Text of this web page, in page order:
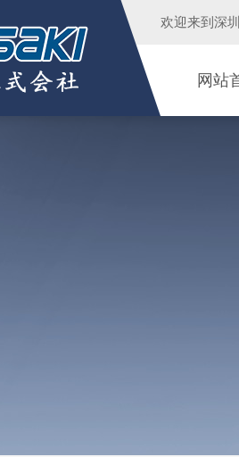
欢迎来到 深
网站